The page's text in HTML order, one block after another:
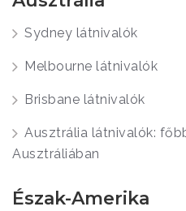
Sydney látnivalók
Melbourne látnivalók
Brisbane látnivalók
Ausztrália látnivalók:
Ausztráliában
Észak-Amerika